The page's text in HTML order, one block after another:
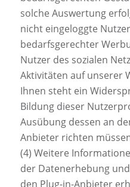
solche Auswertung
nicht eingeloggte
bedarfsgerechter
Nutzer des sozialen
Aktivitäten auf unserer
Ihnen steht ein
Bildung dieser
Ausübung dessen an
Anbieter richten
(4) Weitere
der Datenerhebung
den Plug-in-Anbieter